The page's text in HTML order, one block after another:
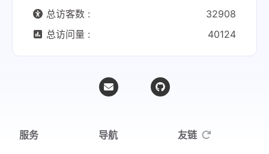
总访客数 :
32908
总访问量 :
40124
服务 导航 友链